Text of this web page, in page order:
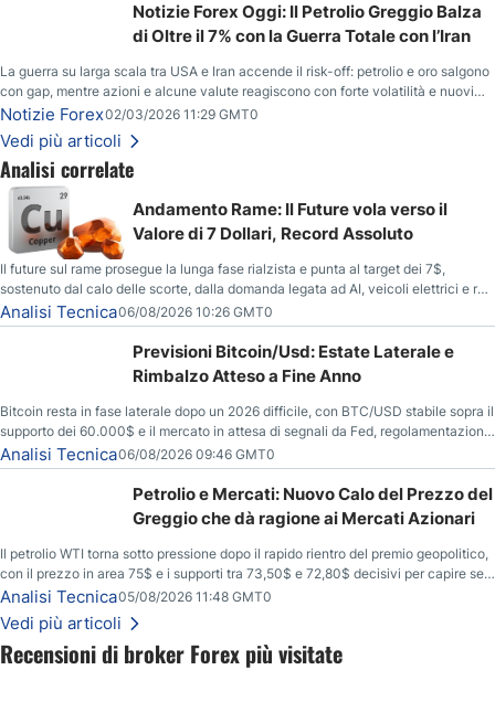
Recensioni di broker Forex più visitate
Notizie Forex Oggi: Il Petrolio Greggio Balza
di Oltre il 7% con la Guerra Totale con l’Iran
La guerra su larga scala tra USA e Iran accende il risk-off: petrolio e oro salgono
con gap, mentre azioni e alcune valute reagiscono con forte volatilità e nuovi
livelli da monitorare.
Notizie Forex02/03/2026 11:29 GMT0
Vedi più articoli
Analisi correlate
Andamento Rame: Il Future vola verso il
Valore di 7 Dollari, Record Assoluto
Il future sul rame prosegue la lunga fase rialzista e punta al target dei 7$,
sostenuto dal calo delle scorte, dalla domanda legata ad AI, veicoli elettrici e reti
energetiche, e dai timori di deficit produttivo dal 2028.
Analisi Tecnica06/08/2026 10:26 GMT0
Previsioni Bitcoin/Usd: Estate Laterale e
Rimbalzo Atteso a Fine Anno
Bitcoin resta in fase laterale dopo un 2026 difficile, con BTC/USD stabile sopra il
supporto dei 60.000$ e il mercato in attesa di segnali da Fed, regolamentazione
USA ed elezioni di medio termine.
Analisi Tecnica06/08/2026 09:46 GMT0
Petrolio e Mercati: Nuovo Calo del Prezzo del
Greggio che dà ragione ai Mercati Azionari
Il petrolio WTI torna sotto pressione dopo il rapido rientro del premio geopolitico,
con il prezzo in area 75$ e i supporti tra 73,50$ e 72,80$ decisivi per capire se il
ribasso potrà estendersi verso quota 70$.
Analisi Tecnica05/08/2026 11:48 GMT0
Vedi più articoli